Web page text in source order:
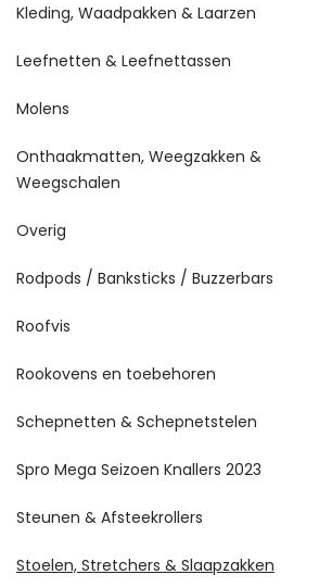
Kleding, Waadpakken & Laarzen
Leefnetten & Leefnettassen
Molens
Onthaakmatten, Weegzakken &
Weegschalen
Overig
Rodpods / Banksticks / Buzzerbars
Roofvis
Rookovens en toebehoren
Schepnetten & Schepnetstelen
Spro Mega Seizoen Knallers 2023
Steunen & Afsteekrollers
Stoelen, Stretchers & Slaapzakken